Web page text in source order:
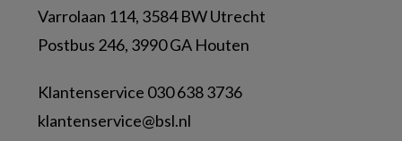
Varrolaan 114, 3584 BW Utrecht
Postbus 246, 3990 GA Houten
Klantenservice 030 638 3736
klantenservice@bsl.nl